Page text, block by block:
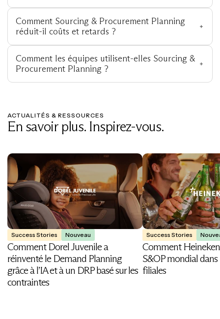
Comment Sourcing & Procurement Planning
réduit-il coûts et retards ?
Comment les équipes utilisent-elles Sourcing &
Procurement Planning ?
ACTUALITÉS & RESSOURCES
En savoir plus. Inspirez-vous.
Success Stories Nouveau
Comment Dorel Juvenile a
réinventé le Demand Planning
grâce à l’IA et à un DRP basé sur les
contraintes
Success Stories
Comment
S&OP mondial
filiales